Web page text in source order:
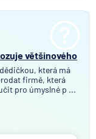
většinového
která má
firmě, která
pro úmyslné p ...